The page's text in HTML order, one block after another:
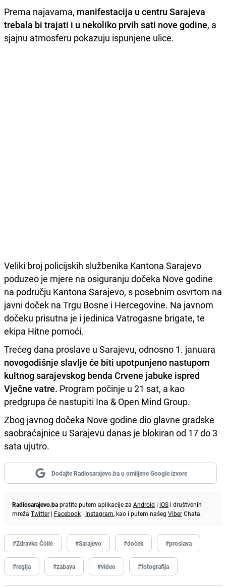
Prema najavama, manifestacija u centru Sarajeva
trebala bi trajati i u nekoliko prvih sati nove godine, a
sjajnu atmosferu pokazuju ispunjene ulice.
Veliki broj policijskih službenika Kantona Sarajevo
poduzeo je mjere na osiguranju dočeka Nove godine
na području Kantona Sarajevo, s posebnim osvrtom na
javni doček na Trgu Bosne i Hercegovine. Na javnom
dočeku prisutna je i jedinica Vatrogasne brigate, te
ekipa Hitne pomoći.
Trećeg dana proslave u Sarajevu, odnosno 1. januara
novogodišnje slavlje će biti upotpunjeno nastupom
kultnog sarajevskog benda Crvene jabuke ispred
Vječne vatre. Program počinje u 21 sat, a kao
predgrupa će nastupiti Ina & Open Mind Group.
Zbog javnog dočeka Nove godine dio glavne gradske
saobraćajnice u Sarajevu danas je blokiran od 17 do 3
sata ujutro.
Dodajte Radiosarajevo.ba u omiljene Google izvore
Radiosarajevo.bapratite putem aplikacije za Android | iOS i društvenih
mreža Twitter | Facebook | Instagram, kao i putem našeg ViberChata.
#Zdravko Čolić #Sarajevo #doček #proslava
#regija #zabava #video #fotografija